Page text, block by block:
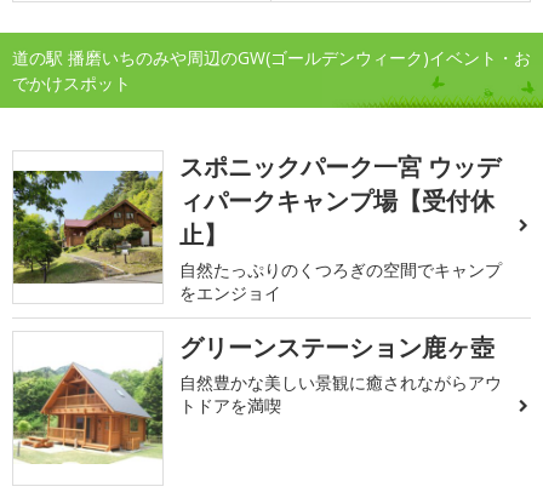
道の駅 播磨いちのみや周辺のGW(ゴールデンウィーク)イベント・お
でかけスポット
スポニックパーク一宮 ウッデ
ィパークキャンプ場【受付休
止】
自然たっぷりのくつろぎの空間でキャンプ
をエンジョイ
グリーンステーション鹿ヶ壺
自然豊かな美しい景観に癒されながらアウ
トドアを満喫